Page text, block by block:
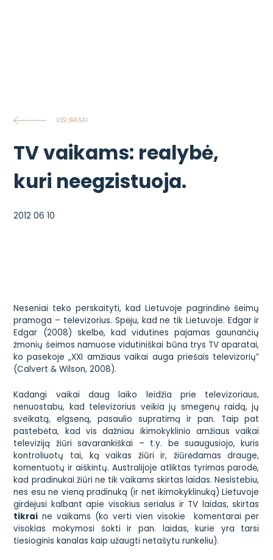
VISI ĮRAŠAI
TV vaikams: realybė,
kuri neegzistuoja.
2012 06 10
Neseniai teko perskaityti, kad Lietuvoje pagrindinė šeimų
pramoga – televizorius. Spėju, kad ne tik Lietuvoje. Edgar ir
Edgar (2008) skelbė, kad vidutines pajamas gaunančių
žmonių šeimos namuose vidutiniškai būna trys TV aparatai,
ko pasekoje „XXI amžiaus vaikai auga priešais televizorių”
(Calvert & Wilson, 2008).
Kadangi vaikai daug laiko leidžia prie televizoriaus,
nenuostabu, kad televizorius veikia jų smegenų raidą, jų
sveikatą, elgseną, pasaulio supratimą ir pan. Taip pat
pastebėta, kad vis dažniau ikimokyklinio amžiaus vaikai
televiziją žiūri savarankiškai – t.y. be suaugusiojo, kuris
kontroliuotų tai, ką vaikas žiūri ir, žiūrėdamas drauge,
komentuotų ir aiškintų. Australijoje atliktas tyrimas parodė,
kad pradinukai žiūri ne tik vaikams skirtas laidas. Nesistebiu,
nes esu ne vieną pradinuką (ir net ikimokyklinuką) Lietuvoje
girdėjusi kalbant apie visokius serialus ir TV laidas, skirtas
tikrai ne vaikams (ko verti vien visokie komentarai per
visokias mokymosi šokti ir pan. laidas, kurie yra tarsi
tiesioginis kanalas kaip užaugti netašyturunkeliu).